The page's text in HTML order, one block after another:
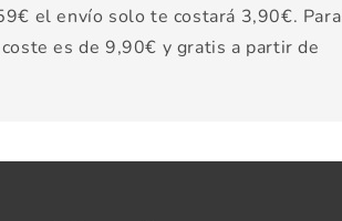
el envío solo te costará 3,90€. Para
es de 9,90€ y gratis a partir de